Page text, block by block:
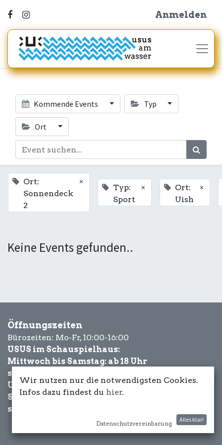
Anmelden
Kommende Events Typ
Ort
Ort:
Sonnendeck
2
×
Typ:
Sport
×
Ort:
Uish
×
Keine Events gefunden..
Öffnungszeiten
Bürozeiten: Mo-Fr, 10:00-16:00
USUS im Schauspielhaus:
Mittwoch bis Samstag: ab 18 Uhr
sowie Eventbezogen.
USUS am Wasser:
Schönwetter-
sowie Eventbezogen.
Wir nutzen nur die notwendigsten Cookies.
Infos dazu findest du hier.
Datenschutzvereinbarung
Alles klar!